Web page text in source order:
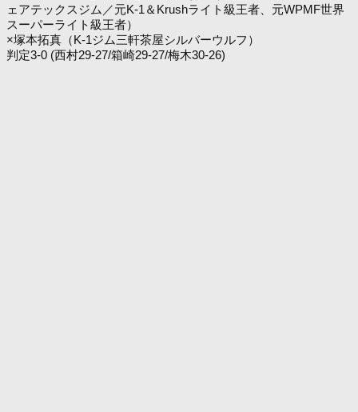
ェアテックスジム／元K-1＆Krushライト級王者、元WPMF世界
スーパーライト級王者）
×塚本拓真（K-1ジム三軒茶屋シルバーウルフ）
判定3-0 (西村29-27/箱崎29-27/梅木30-26)